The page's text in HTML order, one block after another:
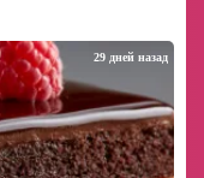
29 дней назад